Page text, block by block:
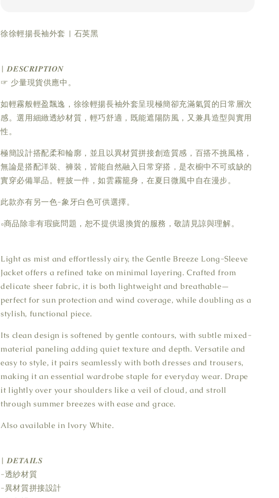
徐徐輕揚長袖外套 | 石英黑
| 𝑫𝑬𝑺𝑪𝑹𝑰𝑷𝑻𝑰𝑶𝑵
☞ 少量現貨供應中。
如輕霧般輕盈飄逸，徐徐輕揚長袖外套呈現極簡卻充滿氣質的日常層次
感。選用細緻透紗材質，輕巧舒適，既能遮陽防風，又兼具造型與實用
性。
極簡設計搭配柔和輪廓，並且以異材質拼接創造質感，百搭不挑風格，
無論是搭配洋裝、褲裝，皆能自然融入日常穿搭，是衣櫥中不可或缺的
實穿必備單品。輕披一件，如雲霧籠身，在夏日微風中自在漫步。
此款亦有另一色-象牙白色可供選擇。
▫商品除非有瑕疵問題，恕不提供退換貨的服務，敬請見諒與理解。
Light as mist and effortlessly airy, the Gentle Breeze Long-Sleeve
Jacket offers a refined take on minimal layering. Crafted from
delicate sheer fabric, it is both lightweight and breathable—
perfect for sun protection and wind coverage, while doubling as a
stylish, functional piece.
Its clean design is softened by gentle contours, with subtle mixed-
material paneling adding quiet texture and depth. Versatile and
easy to style, it pairs seamlessly with both dresses and trousers,
making it an essential wardrobe staple for everyday wear. Drape
it lightly over your shoulders like a veil of cloud, and stroll
through summer breezes with ease and grace.
Also available in Ivory White.
| 𝑫𝑬𝑻𝑨𝑰𝑳𝑺
-透紗材質
-異材質拼接設計